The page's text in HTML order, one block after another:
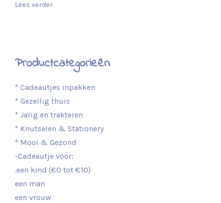
Lees verder
Productcategorieën
* Cadeautjes inpakken
* Gezellig thuis
* Jarig en trakteren
* Knutselen & Stationery
* Mooi & Gezond
-Cadeautje voor:
.een kind (€0 tot €10)
een man
een vrouw